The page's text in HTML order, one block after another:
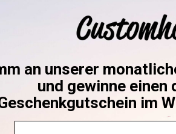
Lenkerzubehör-
auf 7/8"
Sonderpreis
€14,95
Vorrätig
an unserer
und gewinne einen
im